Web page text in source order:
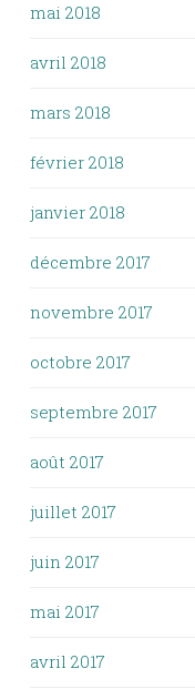
mai 2018
avril 2018
mars 2018
février 2018
janvier 2018
décembre 2017
novembre 2017
octobre 2017
septembre 2017
août 2017
juillet 2017
juin 2017
mai 2017
avril 2017